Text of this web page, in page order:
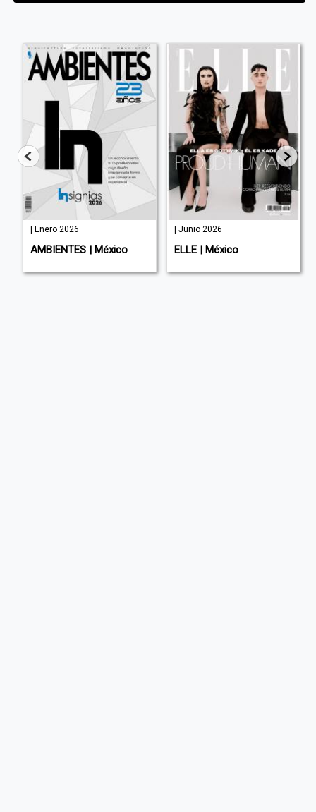
| Enero 2026
AMBIENTES | México
| Junio 2026
ELLE | México